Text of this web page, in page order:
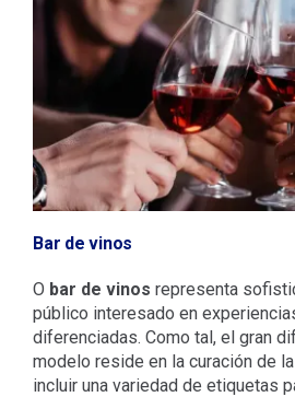
Bar de vinos
O bar de vinos representa
público interesado en
diferenciadas. Como tal, el gran
modelo reside en la curación de la
incluir una variedad de etiquetas